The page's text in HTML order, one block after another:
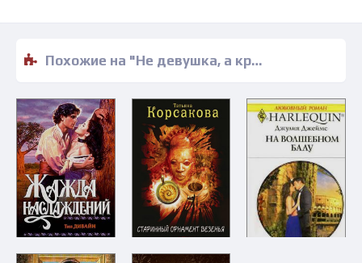
Похожие на "Не девушка, а крем-брюле - Татьяна Булатова" книги читать бесплатно полные версии